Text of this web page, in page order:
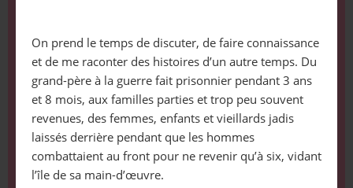
On prend le temps de discuter, de faire connaissance
et de me raconter des histoires d’un autre temps. Du
grand-père à la guerre fait prisonnier pendant 3 ans
et 8 mois, aux familles parties et trop peu souvent
revenues, des femmes, enfants et vieillards jadis
laissés derrière pendant que les hommes
combattaient au front pour ne revenir qu’à six, vidant
l’île de sa main-d’œuvre.